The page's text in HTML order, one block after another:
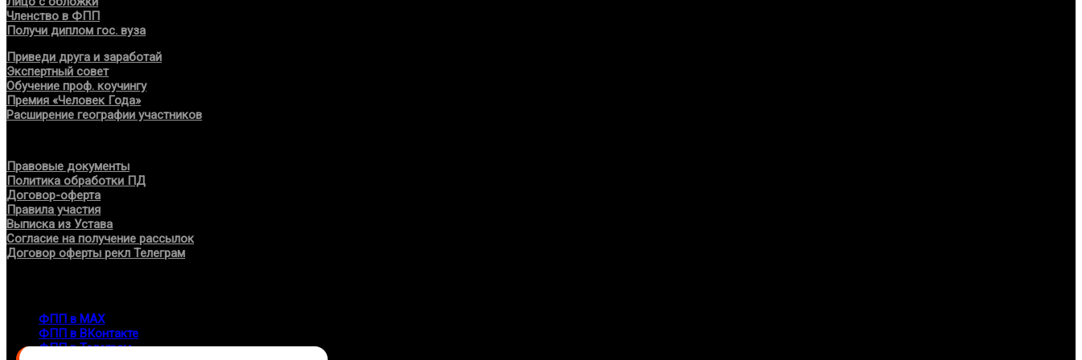
Членство в ФПП
Получи диплом гос. вуза
Приведи друга и заработай
Экспертный совет
Обучение проф. коучингу
Премия «Человек Года»
Расширение географии участников
Правовые документы
Политика обработки ПД
Договор-оферта
Правила участия
Выписка из Устава
Согласие на получение рассылок
Договор оферты рекл Телеграм
ФПП в МАХ
ФПП в ВКонтакте
ФПП в Телеграм